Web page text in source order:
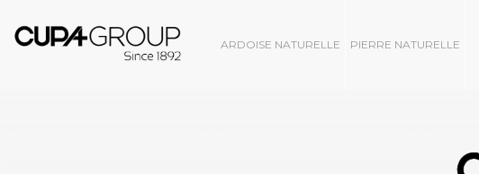
ARDOISE NATURELLE PIERRE NATURELLE